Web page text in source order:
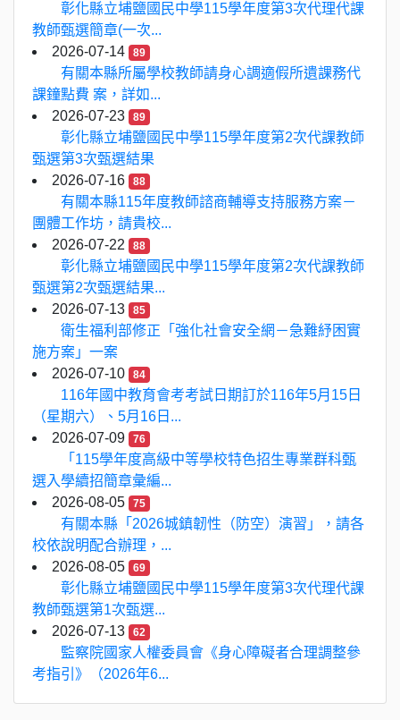
彰化縣立埔鹽國民中學115學年度第3次代理代課
教師甄選簡章(一次...
2026-07-14
89
有關本縣所屬學校教師請身心調適假所遺課務代
課鐘點費 案，詳如...
2026-07-23
89
彰化縣立埔鹽國民中學115學年度第2次代課教師
甄選第3次甄選結果
2026-07-16
88
有關本縣115年度教師諮商輔導支持服務方案－
團體工作坊，請貴校...
2026-07-22
88
彰化縣立埔鹽國民中學115學年度第2次代課教師
甄選第2次甄選結果...
2026-07-13
85
衛生福利部修正「強化社會安全網－急難紓困實
施方案」一案
2026-07-10
84
116年國中教育會考考試日期訂於116年5月15日
（星期六）、5月16日...
2026-07-09
76
「115學年度高級中等學校特色招生專業群科甄
選入學續招簡章彙編...
2026-08-05
75
有關本縣「2026城鎮韌性（防空）演習」，請各
校依說明配合辦理，...
2026-08-05
69
彰化縣立埔鹽國民中學115學年度第3次代理代課
教師甄選第1次甄選...
2026-07-13
62
監察院國家人權委員會《身心障礙者合理調整參
考指引》（2026年6...